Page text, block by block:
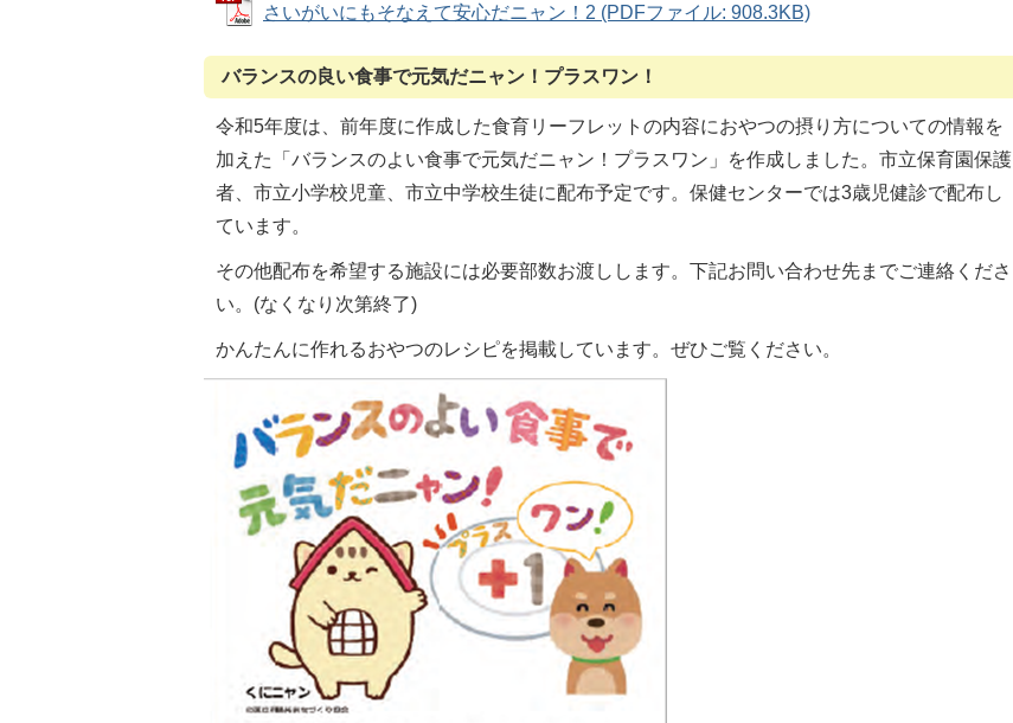
さいがいにもそなえて安心だニャン！2 (PDFファイル: 908.3KB)
バランスの良い食事で元気だニャン！プラスワン！
令和5年度は、前年度に作成した食育リーフレットの内容におやつの摂り方についての情報を
加えた「バランスのよい食事で元気だニャン！プラスワン」を作成しました。市立保育園保護
者、市立小学校児童、市立中学校生徒に配布予定です。保健センターでは3歳児健診で配布し
ています。
その他配布を希望する施設には必要部数お渡しします。下記お問い合わせ先までご連絡くださ
い。(なくなり次第終了)
かんたんに作れるおやつのレシピを掲載しています。ぜひご覧ください。